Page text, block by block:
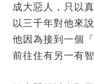
成大惡人，只以
以三千年對他來
他因為接到一個
前往住有另一有